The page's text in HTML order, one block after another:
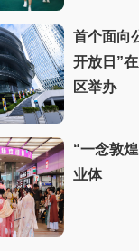
首个面向
开放日”
区举办
“一念敦
业体